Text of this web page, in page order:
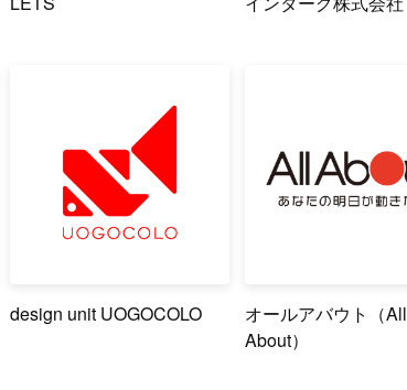
design unit UOGOCOLO
オールアバウト（All
About）